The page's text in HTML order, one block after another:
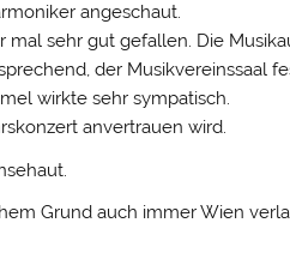
angeschaut.
mal sehr gut gefallen. Die
der Musikvereinssaal
wirkte sehr sympatisch.
anvertrauen wird.
Grund auch immer Wien